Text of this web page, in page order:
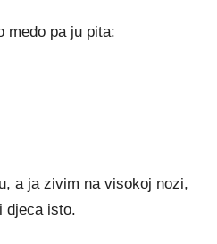
medo pa ju pita:
a ja zivim na visokoj nozi,
djeca isto.